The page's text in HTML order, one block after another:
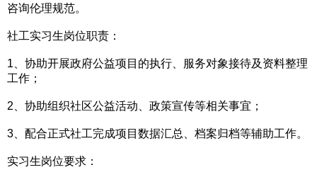
咨询伦理规范。
社工实习生岗位职责：
1、协助开展政府公益项目的执行、服务对象接待及资料整理
工作；
2、协助组织社区公益活动、政策宣传等相关事宜；
3、配合正式社工完成项目数据汇总、档案归档等辅助工作。
实习生岗位要求：